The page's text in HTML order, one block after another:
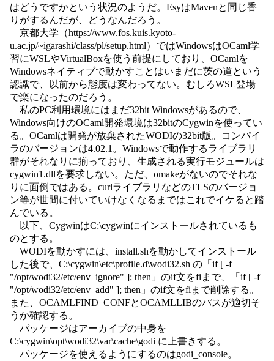
はどうですかという状況のようだ。EsyはMavenと同じ香
りがするんだが、どうなんだろう。
京都大学（https://www.fos.kuis.kyoto-
u.ac.jp/~igarashi/class/pl/setup.html）ではWindowsはOCaml学
習にWSLやVirtualBoxを使う前提にしており、OCamlを
Windowsネイティブで動かすことはいまだに茨の道という
認識で、以前から態度は変わってない。むしろWSL登場
で楽になったのだろう。
私のPC利用環境にはまだ32bit Windowsがあるので、
Windows向けのOCaml開発環境は32bitのCygwinを使ってい
る。OCamlは開発が放棄されたWODIの32bit版。コンパイ
ラのバージョンは4.02.1。Windowsで動作するライブラリ
群がそれなりに揃っており、生成される実行モジュールは
cygwin1.dllを要求しない。ただ、omakeがないのでそれな
りに面倒ではある。curlライブラリなどのTLSのバージョ
ン等が世間に付いていけなくなるまではこれでイケると踏
んでいる。
以下、CygwinはC:\cygwinにインストールされているも
のとする。
WODIを動かすには、install.shを動かしてインストール
した後で、C:\cygwin\etc\profile.d\wodi32.sh の「if [ -f
"/opt/wodi32/etc/env_ignore" ]; then」のif文をfiまで、「if [ -f
"/opt/wodi32/etc/env_add" ]; then」のif文をfiまで削除する。
また、OCAMLFIND_CONFとOCAMLLIBのパスが適切そ
うか確認する。
パッケージはアーカイブの中身を
C:\cygwin\opt\wodi32\var\cache\godi に上書きする。
パッケージを使えるようにするのはgodi_console。